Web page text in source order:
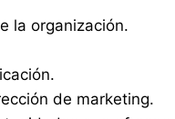
la organización.
de marketing.